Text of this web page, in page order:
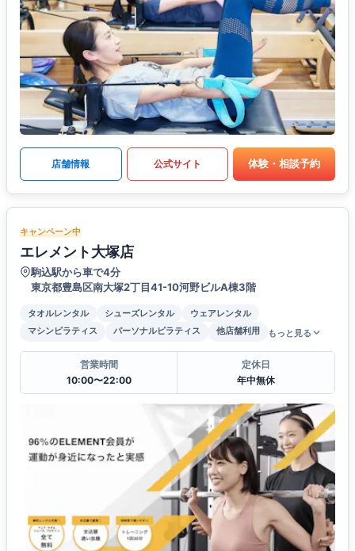
店舗情報 公式サイト 体験・相談予約
キャンペーン中
エレメント大塚店
駒込駅から車で4分
東京都豊島区南大塚2丁目41-10河野ビルA棟3階
タオルレンタル シューズレンタル
ウェアレンタル
マシンピラティス
パーソナルピラティス 他店舗利用 もっと見る
営業時間
10:00〜22:00
定休日
年中無休